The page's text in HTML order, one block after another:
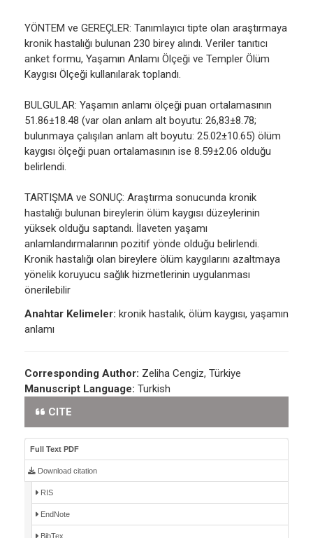
YÖNTEM ve GEREÇLER: Tanımlayıcı tipte olan araştırmaya
kronik hastalığı bulunan 230 birey alındı. Veriler tanıtıcı
anket formu, Yaşamın Anlamı Ölçeği ve Templer Ölüm
Kaygısı Ölçeği kullanılarak toplandı.
BULGULAR: Yaşamın anlamı ölçeği puan ortalamasının
51.86±18.48 (var olan anlam alt boyutu: 26,83±8.78;
bulunmaya çalışılan anlam alt boyutu: 25.02±10.65) ölüm
kaygısı ölçeği puan ortalamasının ise 8.59±2.06 olduğu
belirlendi.
TARTIŞMA ve SONUÇ: Araştırma sonucunda kronik
hastalığı bulunan bireylerin ölüm kaygısı düzeylerinin
yüksek olduğu saptandı. İlaveten yaşamı
anlamlandırmalarının pozitif yönde olduğu belirlendi.
Kronik hastalığı olan bireylere ölüm kaygılarını azaltmaya
yönelik koruyucu sağlık hizmetlerinin uygulanması
önerilebilir
Anahtar Kelimeler: kronik hastalık, ölüm kaygısı, yaşamın
anlamı
Corresponding Author: Zeliha Cengiz, Türkiye
Manuscript Language: Turkish
CITE
Full Text PDF
Download citation
RIS
EndNote
BibTex